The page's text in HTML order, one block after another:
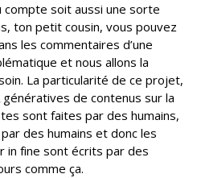
compte soit aussi une sorte
ton petit cousin, vous pouvez
les commentaires d’une
et nous allons la
La particularité de ce projet,
génératives de contenus sur la
sont faites par des humains,
des humains et donc les
in fine sont écrits par des
comme ça.